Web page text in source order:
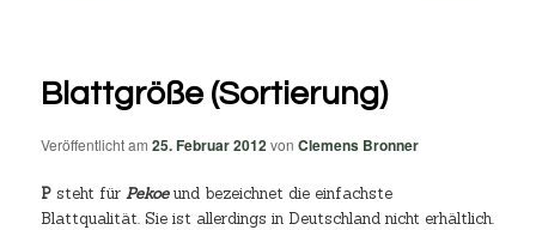
Blattgröße (Sortierung)
Veröffentlicht am25. Februar 2012vonClemens Bronner
P steht fürPekoeund bezeichnet die einfachste
Blattqualität. Sie ist allerdings in Deutschland nicht erhältlich.